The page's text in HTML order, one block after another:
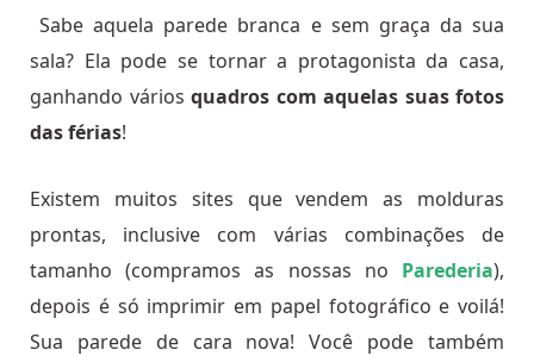
Sabe aquela parede branca e sem graça da sua
sala? Ela pode se tornar a protagonista da casa,
ganhando vários quadros com aquelas suas fotos
das férias!
Existem muitos sites que vendem as molduras
prontas, inclusive com várias combinações de
tamanho (compramos as nossas no Parederia),
depois é só imprimir em papel fotográfico e voilá!
Sua parede de cara nova! Você pode também